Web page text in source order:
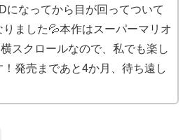
になってから目が回ってついて
りました💦本作はスーパーマリオ
スクロールなので、私でも楽し
！発売まであと4か月、待ち遠し